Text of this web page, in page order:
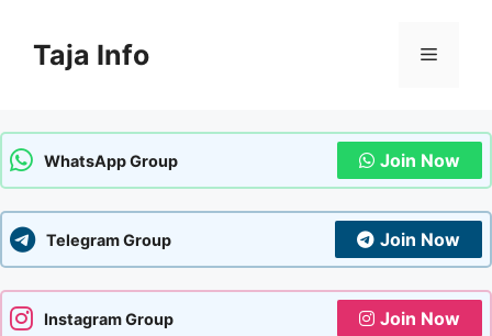
contentTaja Info Menu
WhatsApp Group Join Now
Telegram Group Join Now
Instagram Group Join Now